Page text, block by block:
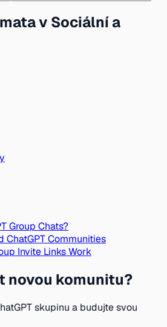
v Sociální a
Group Chats?
ChatGPT Communities
Invite Links Work
novou komunitu?
skupinu a budujte svou